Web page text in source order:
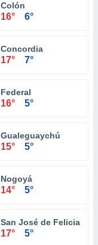
Colón
16° 6°
Concordia
17° 7°
Federal
16° 5°
Gualeguaychú
15° 5°
Nogoyá
14° 5°
San José de Feliciano
17° 5°